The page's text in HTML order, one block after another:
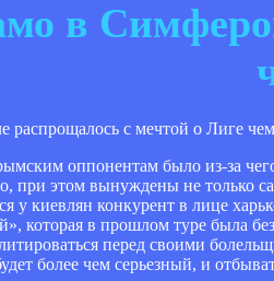
в
оппонентам было из-за
при этом вынуждены не только
у киевлян конкурент в лице
которая в прошлом туре была
перед своими
более чем серьезный, и